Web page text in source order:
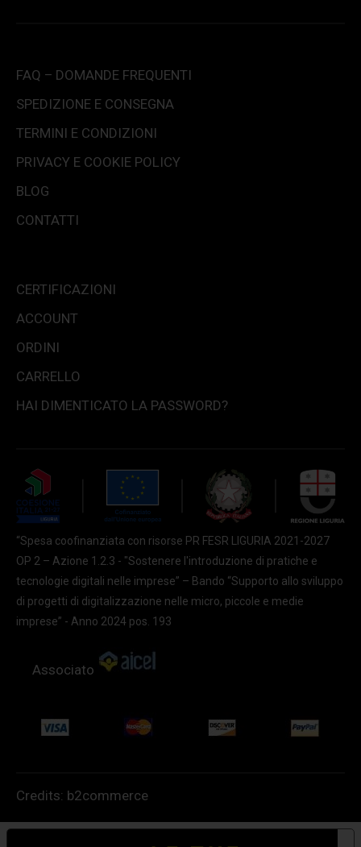
FAQ – DOMANDE FREQUENTI
SPEDIZIONE E CONSEGNA
TERMINI E CONDIZIONI
PRIVACY E COOKIE POLICY
BLOG
CONTATTI
CERTIFICAZIONI
ACCOUNT
ORDINI
CARRELLO
HAI DIMENTICATO LA PASSWORD?
“Spesa coofinanziata con risorse PR FESR LIGURIA 2021-2027
OP 2 – Azione 1.2.3 - "Sostenere l'introduzione di pratiche e
tecnologie digitali nelle imprese” – Bando “Supporto allo sviluppo
di progetti di digitalizzazione nelle micro, piccole e medie
imprese” - Anno 2024 pos. 193
Associato
Credits: b2commerce